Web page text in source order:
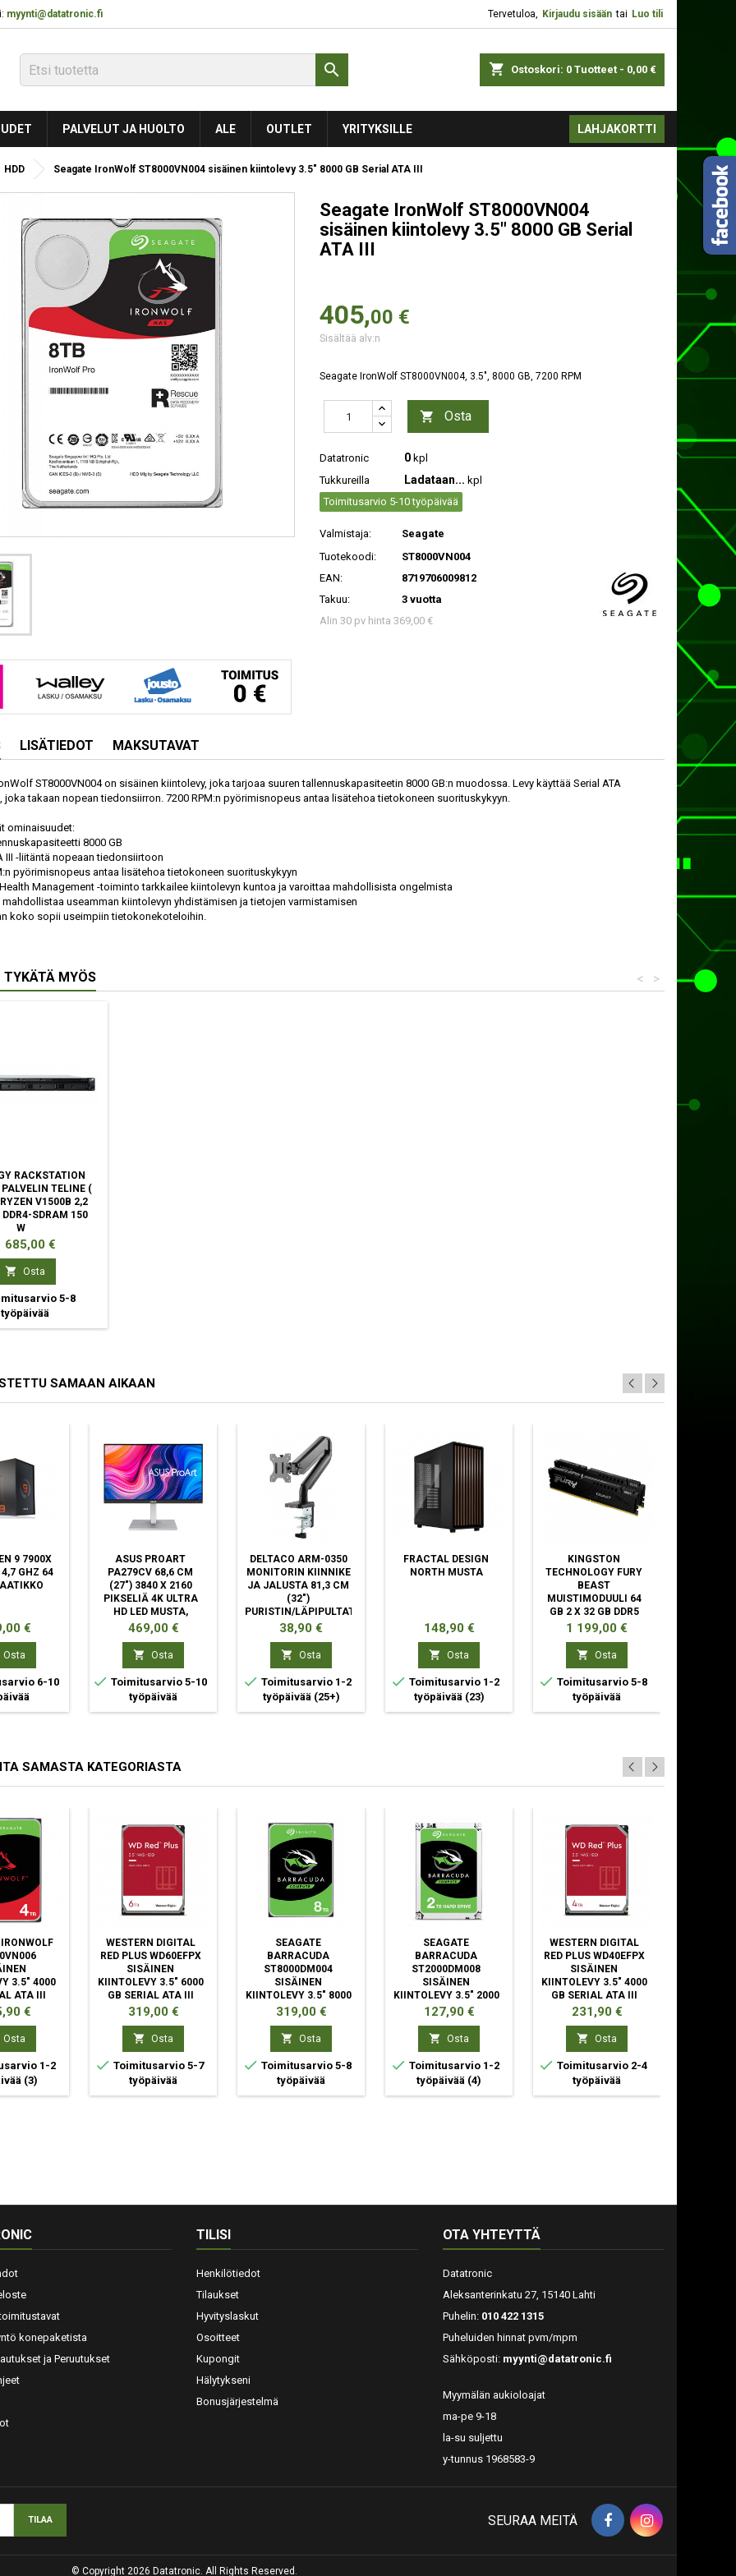
myynti@datatronic.fi Tervetuloa, Kirjaudu sisään tai Luo tili
shopping_cart Ostoskori: 0 Tuotteet - 0,00 €

PALVELUT JA HUOLTO ALE OUTLET YRITYKSILLE LAHJAKORTTI
HDD Seagate IronWolf ST8000VN004 sisäinen kiintolevy 3.5" 8000 GB Serial ATA III
Seagate IronWolf ST8000VN004
sisäinen kiintolevy 3.5" 8000 GB Serial
ATA III
405,00 €
Sisältää alv:n
Seagate IronWolf ST8000VN004, 3.5", 8000 GB, 7200 RPM
 Osta
Datatronic 0 kpl
Tukkureilla
Ladataan... kpl
Toimitusarvio 5-10 työpäivää
Valmistaja:
Seagate
Tuotekoodi:
ST8000VN004
EAN:
8719706009812
Takuu:
3 vuotta
Alin 30 pv hinta 369,00 €
LISÄTIEDOT MAKSUTAVAT
ST8000VN004 on sisäinen kiintolevy, joka tarjoaa suuren tallennuskapasiteetin 8000 GB:n muodossa. Levy käyttää Serial ATA
joka takaan nopean tiedonsiirron. 7200 RPM:n pyörimisnopeus antaa lisätehoa tietokoneen suorituskykyyn.
ominaisuudet:
8000 GB
III -liitäntä nopeaan tiedonsiirtoon
pyörimisnopeus antaa lisätehoa tietokoneen suorituskykyyn
Management -toiminto tarkkailee kiintolevyn kuntoa ja varoittaa mahdollisista ongelmista
mahdollistaa useamman kiintolevyn yhdistämisen ja tietojen varmistamisen
koko sopii useimpiin tietokonekoteloihin.
TYKÄTÄ MYÖS >
<
RACKSTATION
TELINE (
V1500B 2,2
DDR4-SDRAM 150
W
685,00 €
 Osta
5-8
työpäivää
SAMAAN AIKAAN
9 7900X
GHZ 64
€
Osta
6-10
ASUS PROART
PA279CV 68,6 CM
(27") 3840 X 2160
PIKSELIÄ 4K ULTRA
HD LED MUSTA,
HOPEA
Hinta
469,00 €
 Osta
 Toimitusarvio 5-10
työpäivää
DELTACO ARM-0350
MONITORIN KIINNIKE
JA JALUSTA 81,3 CM
(32")
PURISTIN/LÄPIPULTATTU
MUSTA
Hinta
38,90 €
 Osta
 Toimitusarvio 1-2
työpäivää (25+)
FRACTAL DESIGN
NORTH MUSTA
Hinta
148,90 €
 Osta
 Toimitusarvio 1-2
työpäivää (23)
KINGSTON
TECHNOLOGY FURY
BEAST
MUISTIMODUULI 64
GB 2 X 32 GB DDR5
6000 MHZ
Hinta
1 199,00 €
 Osta
 Toimitusarvio 5-8
työpäivää
SAMASTA KATEGORIASTA
3.5" 4000
ATA III
€
Osta
1-2
(3)
WESTERN DIGITAL
RED PLUS WD60EFPX
SISÄINEN
KIINTOLEVY 3.5" 6000
GB SERIAL ATA III
Hinta
319,00 €
 Osta
 Toimitusarvio 5-7
työpäivää
SEAGATE
BARRACUDA
ST8000DM004
SISÄINEN
KIINTOLEVY 3.5" 8000
GB SERIAL ATA III
Hinta
319,00 €
 Osta
 Toimitusarvio 5-8
työpäivää
SEAGATE
BARRACUDA
ST2000DM008
SISÄINEN
KIINTOLEVY 3.5" 2000
GB SERIAL ATA III
Hinta
127,90 €
 Osta
 Toimitusarvio 1-2
työpäivää (4)
WESTERN DIGITAL
RED PLUS WD40EFPX
SISÄINEN
KIINTOLEVY 3.5" 4000
GB SERIAL ATA III
Hinta
231,90 €
 Osta
 Toimitusarvio 2-4
työpäivää
konepaketista
ja Peruutukset
TILISI
Henkilötiedot
Tilaukset
Hyvityslaskut
Osoitteet
Kupongit
Hälytykseni
Bonusjärjestelmä
OTA YHTEYTTÄ
Datatronic
Aleksanterinkatu 27, 15140 Lahti
Puhelin: 010 422 1315
Puheluiden hinnat pvm/mpm
Sähköposti: myynti@datatronic.fi
Myymälän aukioloajat
ma-pe 9-18
la-su suljettu
y-tunnus 1968583-9
SEURAA MEITÄ
© Copyright 2026 Datatronic. All Rights Reserved.